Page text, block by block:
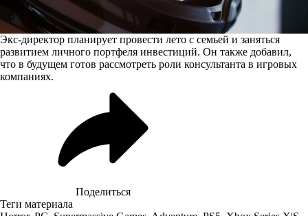
Экс-директор планирует провести лето с семьей и заняться
развитием личного портфеля инвестиций. Он также добавил,
что в будущем готов рассмотреть роли консультанта в игровых
компаниях.
Поделиться
Теги материала